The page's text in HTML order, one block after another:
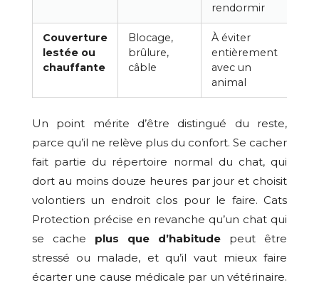
rendormir
Couverture
lestée ou
chauffante
Blocage,
brûlure,
câble
À éviter
entièrement
avec un
animal
Un point mérite d’être distingué du reste,
parce qu’il ne relève plus du confort. Se cacher
fait partie du répertoire normal du chat, qui
dort au moins douze heures par jour et choisit
volontiers un endroit clos pour le faire. Cats
Protection précise en revanche qu’un chat qui
se cache plus que d’habitude peut être
stressé ou malade, et qu’il vaut mieux faire
écarter une cause médicale par un vétérinaire.